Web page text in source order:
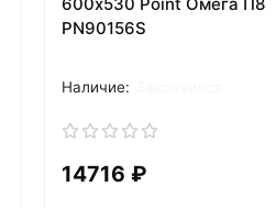
PN90156S
14716 ₽